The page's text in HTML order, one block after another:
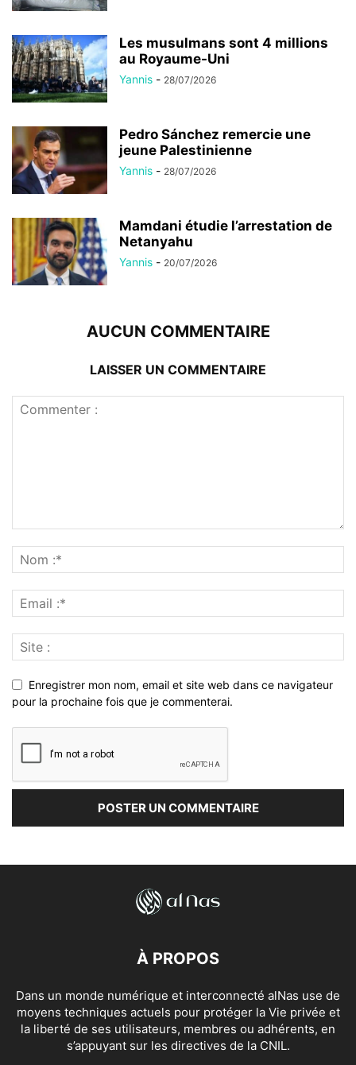
Les musulmans sont 4 millions
au Royaume-Uni
Yannis - 28/07/2026
Pedro Sánchez remercie une
jeune Palestinienne
Yannis - 28/07/2026
Mamdani étudie l’arrestation de
Netanyahu
Yannis - 20/07/2026
AUCUN COMMENTAIRE
LAISSER UN COMMENTAIRE
Enregistrer mon nom, email et site web dans ce navigateur
pour la prochaine fois que je commenterai.
À PROPOS
Dans un monde numérique et interconnecté alNas use de
moyens techniques actuels pour protéger la Vie privée et
la liberté de ses utilisateurs, membres ou adhérents, en
s’appuyant sur les directives de la CNIL.